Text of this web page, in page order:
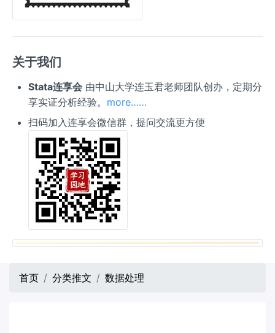
关于我们
Stata连享会由中山大学连玉君老师团队创办，定期分
享实证分析经验。 more……
扫码加入连享会微信群，提问交流更方便
首页 分类推文 数据处理